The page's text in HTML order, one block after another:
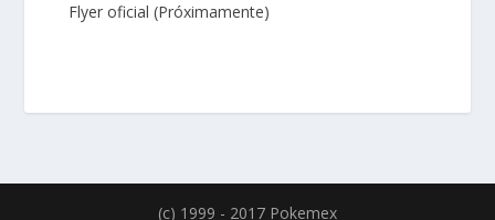
Flyer oficial (Próximamente)
(c) 1999 - 2017 Pokemex